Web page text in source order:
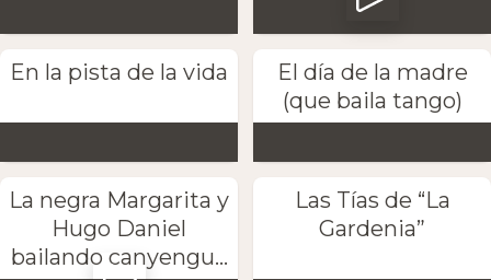
En la pista de la vida
El día de la madre
(que baila tango)
La negra Margarita y
Hugo Daniel
bailando canyengu...
Las Tías de “La
Gardenia”